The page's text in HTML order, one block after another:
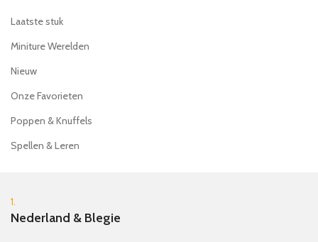
Laatste stuk
Miniture Werelden
Nieuw
Onze Favorieten
Poppen & Knuffels
Spellen & Leren
1.
Nederland & Blegie